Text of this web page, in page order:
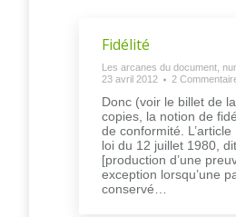
Fidélité
Les arcanes du document,
23 avril 2012
2
Donc (voir le billet de
copies, la notion de
de conformité.
loi du 12 juillet 1980,
[production d’une
exception lorsqu’une
conservé…